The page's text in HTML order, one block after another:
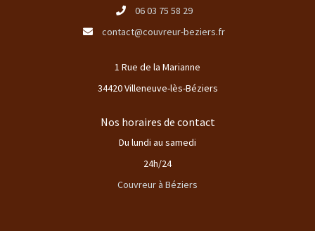
06 03 75 58 29
contact@couvreur-beziers.fr
1 Rue de la Marianne
34420 Villeneuve-lès-Béziers
Nos horaires de contact
Du lundi au samedi
24h/24
Couvreur à Béziers